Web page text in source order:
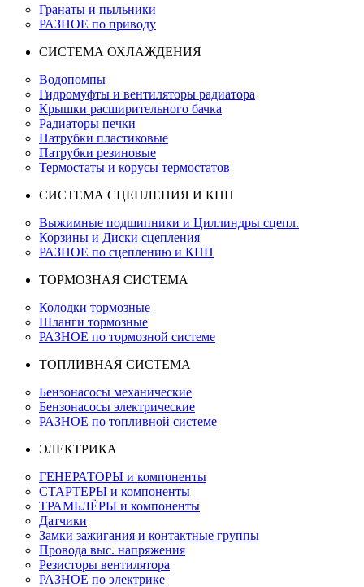
Гранаты и пыльники
РАЗНОЕ по приводу
СИСТЕМА ОХЛАЖДЕНИЯ
Водопомпы
Гидромуфты и вентиляторы радиатора
Крышки расширительного бачка
Радиаторы печки
Патрубки пластиковые
Патрубки резиновые
Термостаты и корусы термостатов
СИСТЕМА СЦЕПЛЕНИЯ И КПП
Выжимные подшипники и Циллиндры сцепл.
Корзины и Диски сцепления
РАЗНОЕ по сцеплению и КПП
ТОРМОЗНАЯ СИСТЕМА
Колодки тормозные
Шланги тормозные
РАЗНОЕ по тормозной системе
ТОПЛИВНАЯ СИСТЕМА
Бензонасосы механические
Бензонасосы электрические
РАЗНОЕ по топливной системе
ЭЛЕКТРИКА
ГЕНЕРАТОРЫ и компоненты
СТАРТЕРЫ и компоненты
ТРАМБЛЁРЫ и компоненты
Датчики
Замки зажигания и контактные группы
Провода выс. напряжения
Резисторы вентилятора
РАЗНОЕ по электрике